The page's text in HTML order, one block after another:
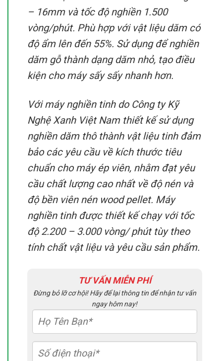
– 16mm và tốc độ nghiền 1.500
vòng/phút. Phù hợp với vật liệu dăm có
độ ẩm lên đến 55%. Sử dụng để nghiền
dăm gỗ thành dạng dăm nhỏ, tạo điều
kiện cho máy sấy sấy nhanh hơn.
Với máy nghiền tinh do Công ty Kỹ
Nghệ Xanh Việt Nam thiết kế sử dụng
nghiền dăm thô thành vật liệu tinh đảm
bảo các yêu cầu về kích thước tiêu
chuẩn cho máy ép viên, nhằm đạt yêu
cầu chất lượng cao nhất về độ nén và
độ bền viên nén wood pellet. Máy
nghiền tinh được thiết kế chạy với tốc
độ 2.200 – 3.000 vòng/ phút tùy theo
tính chất vật liệu và yêu cầu sản phẩm.
TƯ VẤN MIỄN PHÍ
Đừng bỏ lỡ cơ hội! Hãy để lại thông tin để nhận tư vấn
ngay hôm nay!